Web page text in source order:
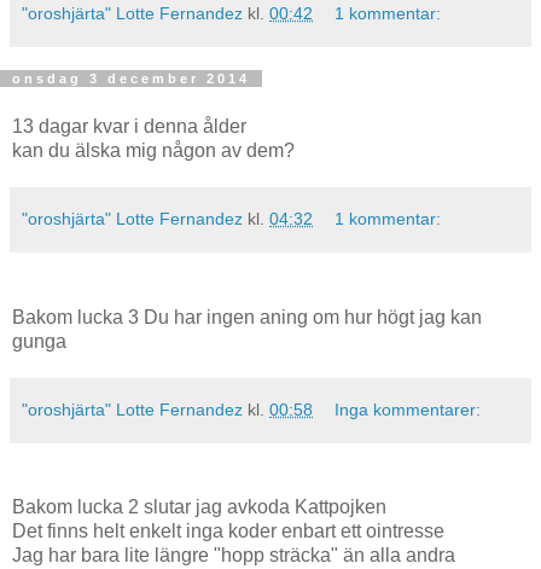
"oroshjärta" Lotte Fernandez kl. 00:42 1 kommentar:
onsdag 3 december 2014
13 dagar kvar i denna ålder
kan du älska mig någon av dem?
"oroshjärta" Lotte Fernandez kl. 04:32 1 kommentar:
Bakom lucka 3 Du har ingen aning om hur högt jag kan
gunga
"oroshjärta" Lotte Fernandez kl. 00:58 Inga kommentarer:
Bakom lucka 2 slutar jag avkoda Kattpojken
Det finns helt enkelt inga koder enbart ett ointresse
Jag har bara lite längre "hopp sträcka" än alla andra